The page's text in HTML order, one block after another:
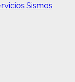
Sismos